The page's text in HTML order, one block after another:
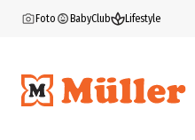
Foto BabyClub Lifestyle